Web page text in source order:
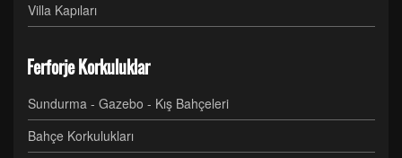
Villa Kapıları
Ferforje Korkuluklar
Sundurma - Gazebo - Kış Bahçeleri
Bahçe Korkulukları